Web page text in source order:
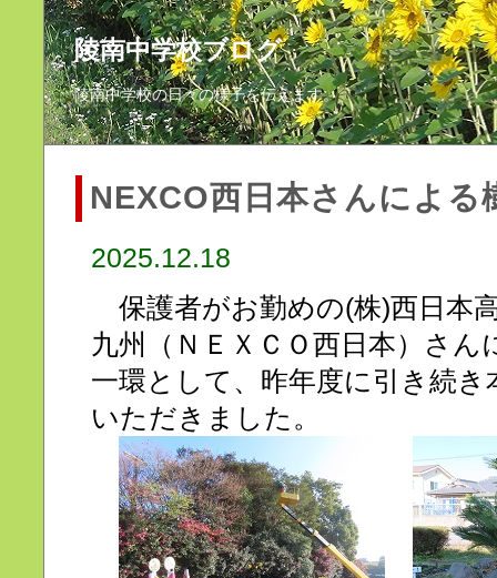
陵南中学校ブログ
陵南中学校の日々の様子を伝えます。
NEXCO西日本さんによる
2025.12.18
保護者がお勤めの(株)西日本
九州（ＮＥＸＣＯ西日本）さん
一環として、昨年度に引き続
いただきました。